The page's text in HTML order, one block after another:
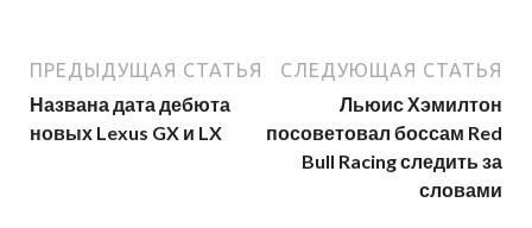
ПРЕДЫДУЩАЯ СТАТЬЯ
Названа дата дебюта
новых Lexus GX и LX
СЛЕДУЮЩАЯ СТАТЬЯ
Льюис Хэмилтон
посоветовал боссам Red
Bull Racing следить за
словами